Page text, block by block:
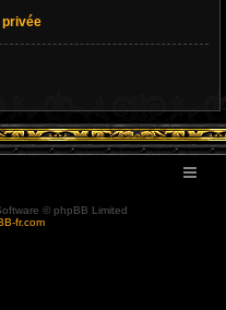
privée
© phpBB Limited
fr.com